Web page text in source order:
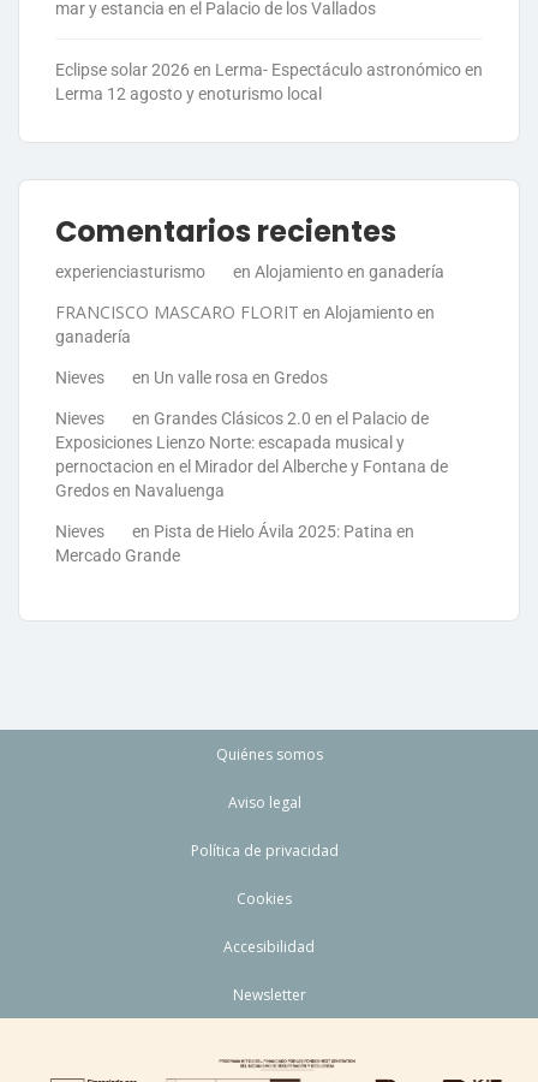
mar y estancia en el Palacio de los Vallados
Eclipse solar 2026 en Lerma- Espectáculo astronómico en
Lerma 12 agosto y enoturismo local
Comentarios recientes
experienciasturismo en Alojamiento en ganadería
FRANCISCO MASCARO FLORIT en Alojamiento en
ganadería
Nieves en Un valle rosa en Gredos
Nieves en Grandes Clásicos 2.0 en el Palacio de
Exposiciones Lienzo Norte: escapada musical y
pernoctacion en el Mirador del Alberche y Fontana de
Gredos en Navaluenga
Nieves en Pista de Hielo Ávila 2025: Patina en
Mercado Grande
Quiénes somos
Aviso legal
Política de privacidad
Cookies
Accesibilidad
Newsletter